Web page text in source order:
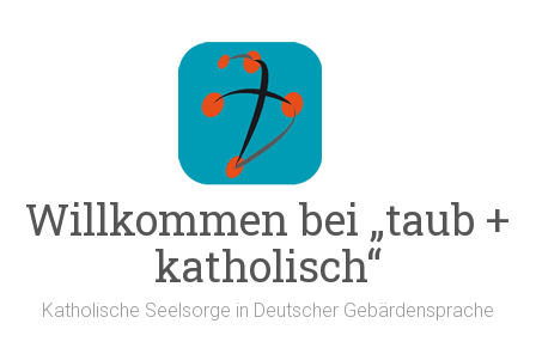
Willkommen bei „taub +
katholisch“
Katholische Seelsorge in Deutscher Gebärdensprache